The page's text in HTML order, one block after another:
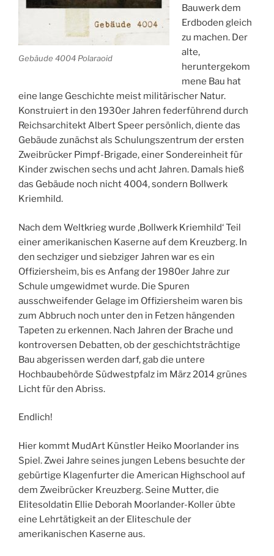
Gebäude 4004 Polaraoid
Bauwerk dem
Erdboden gleich
zu machen. Der
alte,
heruntergekom
mene Bau hat
eine lange Geschichte meist militärischer Natur.
Konstruiert in den 1930er Jahren federführend durch
Reichsarchitekt Albert Speer persönlich, diente das
Gebäude zunächst als Schulungszentrum der ersten
Zweibrücker Pimpf-Brigade, einer Sondereinheit für
Kinder zwischen sechs und acht Jahren. Damals hieß
das Gebäude noch nicht 4004, sondern Bollwerk
Kriemhild.
Nach dem Weltkrieg wurde ‚Bollwerk Kriemhild‘ Teil
einer amerikanischen Kaserne auf dem Kreuzberg. In
den sechziger und siebziger Jahren war es ein
Offiziersheim, bis es Anfang der 1980er Jahre zur
Schule umgewidmet wurde. Die Spuren
ausschweifender Gelage im Offiziersheim waren bis
zum Abbruch noch unter den in Fetzen hängenden
Tapeten zu erkennen. Nach Jahren der Brache und
kontroversen Debatten, ob der geschichtsträchtige
Bau abgerissen werden darf, gab die untere
Hochbaubehörde Südwestpfalz im März 2014 grünes
Licht für den Abriss.
Endlich!
Hier kommt MudArt Künstler Heiko Moorlander ins
Spiel. Zwei Jahre seines jungen Lebens besuchte der
gebürtige Klagenfurter die American Highschool auf
dem Zweibrücker Kreuzberg. Seine Mutter, die
Elitesoldatin Ellie Deborah Moorlander-Koller übte
eine Lehrtätigkeit an der Eliteschule der
amerikanischen Kaserne aus.